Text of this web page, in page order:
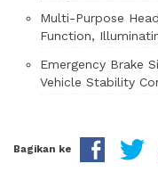
Multi-Purpose
Function,
Emergency Brake
Vehicle Stability
Bagikan ke